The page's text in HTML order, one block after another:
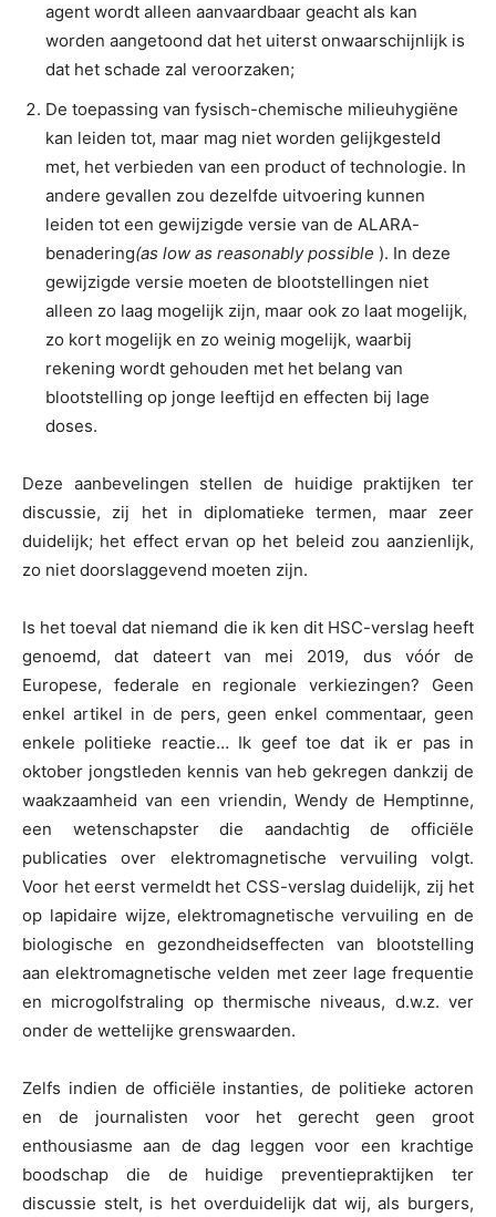
agent wordt alleen aanvaardbaar geacht als kan
worden aangetoond dat het uiterst onwaarschijnlijk is
dat het schade zal veroorzaken;
De toepassing van fysisch-chemische milieuhygiëne
kan leiden tot, maar mag niet worden gelijkgesteld
met, het verbieden van een product of technologie. In
andere gevallen zou dezelfde uitvoering kunnen
leiden tot een gewijzigde versie van de ALARA-
benadering(as low as reasonably possible ). In deze
gewijzigde versie moeten de blootstellingen niet
alleen zo laag mogelijk zijn, maar ook zo laat mogelijk,
zo kort mogelijk en zo weinig mogelijk, waarbij
rekening wordt gehouden met het belang van
blootstelling op jonge leeftijd en effecten bij lage
doses.
Deze aanbevelingen stellen de huidige praktijken ter
discussie, zij het in diplomatieke termen, maar zeer
duidelijk; het effect ervan op het beleid zou aanzienlijk,
zo niet doorslaggevend moeten zijn.
Is het toeval dat niemand die ik ken dit HSC-verslag heeft
genoemd, dat dateert van mei 2019, dus vóór de
Europese, federale en regionale verkiezingen? Geen
enkel artikel in de pers, geen enkel commentaar, geen
enkele politieke reactie… Ik geef toe dat ik er pas in
oktober jongstleden kennis van heb gekregen dankzij de
waakzaamheid van een vriendin, Wendy de Hemptinne,
een wetenschapster die aandachtig de officiële
publicaties over elektromagnetische vervuiling volgt.
Voor het eerst vermeldt het CSS-verslag duidelijk, zij het
op lapidaire wijze, elektromagnetische vervuiling en de
biologische en gezondheidseffecten van blootstelling
aan elektromagnetische velden met zeer lage frequentie
en microgolfstraling op thermische niveaus, d.w.z. ver
onder de wettelijke grenswaarden.
Zelfs indien de officiële instanties, de politieke actoren
en de journalisten voor het gerecht geen groot
enthousiasme aan de dag leggen voor een krachtige
boodschap die de huidige preventiepraktijken ter
discussie stelt, is het overduidelijk dat wij, als burgers,